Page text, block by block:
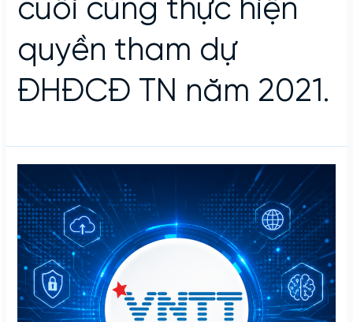
cuối cùng thực hiện
quyền tham dự
ĐHĐCĐ TN năm 2021.